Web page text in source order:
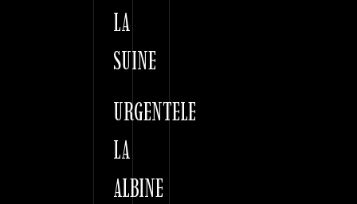
LA
SUINE
URGENTELE
LA
ALBINE